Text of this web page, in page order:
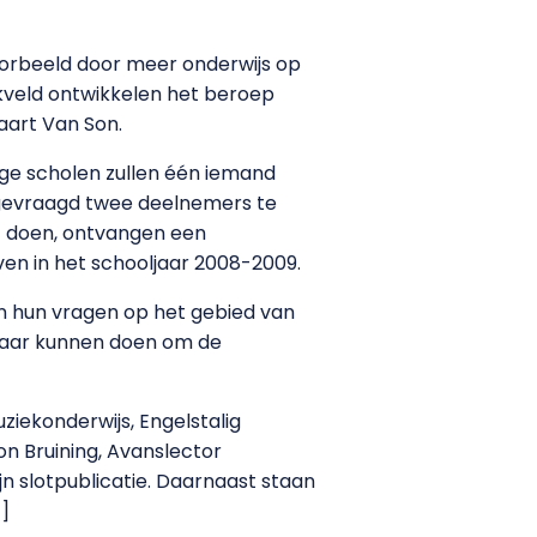
door meer onderwijs op
ontwikkelen het beroep
Van Son.
scholen zullen één iemand
twee deelnemers te
ontvangen een
in het schooljaar 2008-2009.
hun vragen op het gebied van
kunnen doen om de
Engelstalig
Bruining, Avanslector
slotpublicatie. Daarnaast staan